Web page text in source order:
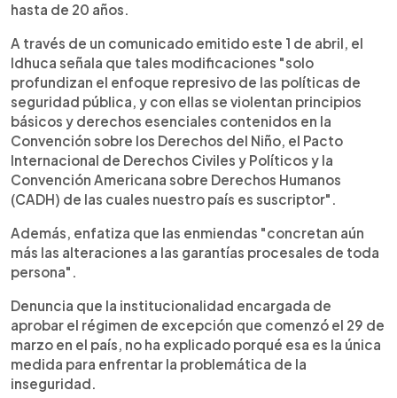
hasta de 20 años.
A través de un comunicado emitido este 1 de abril, el
Idhuca señala que tales modificaciones "solo
profundizan el enfoque represivo de las políticas de
seguridad pública, y con ellas se violentan principios
básicos y derechos esenciales contenidos en la
Convención sobre los Derechos del Niño, el Pacto
Internacional de Derechos Civiles y Políticos y la
Convención Americana sobre Derechos Humanos
(CADH) de las cuales nuestro país es suscriptor".
Además, enfatiza que las enmiendas "concretan aún
más las alteraciones a las garantías procesales de toda
persona".
Denuncia que la institucionalidad encargada de
aprobar el régimen de excepción que comenzó el 29 de
marzo en el país, no ha explicado porqué esa es la única
medida para enfrentar la problemática de la
inseguridad.